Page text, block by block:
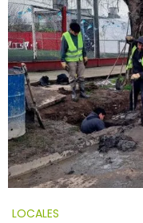
LOCALES